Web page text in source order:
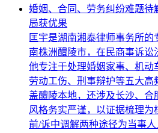
婚姻、合同、劳务纠纷难题待
局获优果
匡宇是湖南湘泰律师事务所
南株洲醴陵市，在民商事诉讼
他专注于处理婚姻家事、机动
劳动工伤、刑事辩护等五大高
盖醴陵本地，还涉及长沙、
风格务实严谨，以证据梳理
前/诉中调解两种途径为当事